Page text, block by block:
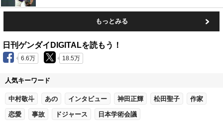
もっとみる
日刊ゲンダイDIGITALを読もう！
6.6万 18.5万
人気キーワード
中村敬斗 あの インタビュー 神田正輝 松田聖子 作家
恋愛 事故 ドジャース 日本学術会議